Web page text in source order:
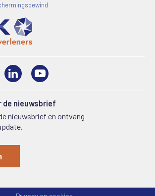
LinkedIn
de nieuwsbrief
nieuwsbrief en ontvang